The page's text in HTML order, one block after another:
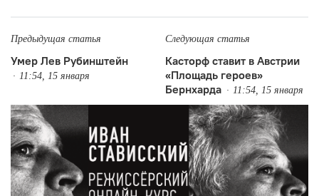
Предыдущая статья
Умер Лев Рубинштейн
11:54, 15 января
Следующая статья
Касторф ставит в Австрии
«Площадь героев»
Бернхарда
11:54, 15 января